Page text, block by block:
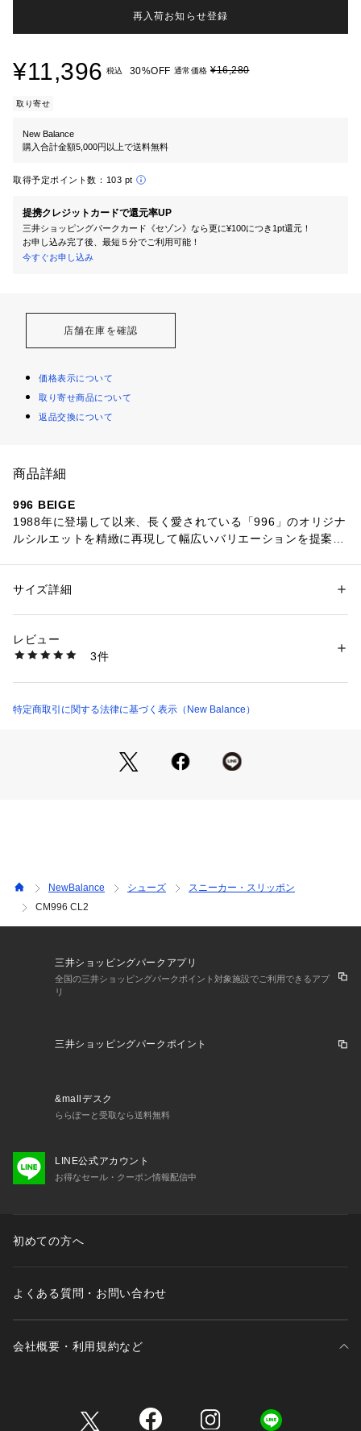
再入荷お知らせ登録
¥11,396 税込 30%OFF 通常価格 ¥16,280
取り寄せ
New Balance
購入合計金額5,000円以上で送料無料
取得予定ポイント数： 103 pt
提携クレジットカードで還元率UP
三井ショッピングパークカード《セゾン》なら更に¥100につき1pt還元！
お申し込み完了後、最短５分でご利用可能！
今すぐお申し込み
店舗在庫を確認
価格表示について
取り寄せ商品について
返品交換について
商品詳細
996 BEIGE
1988年に登場して以来、長く愛されている「996」のオリジナ
ルシルエットを精緻に再現して幅広いバリエーションを提案す
インソールが快適な履き心地を提供。
せ、80年代ビンテージ風に仕上げました。
性別：レディース
素材：天然皮革 合成繊維 -
商品番号：
CM996CL2 （ショップ）
サイズ詳細
レビュー
3件
特定商取引に関する法律に基づく表示（New Balance）
NewBalance シューズ
スニーカー・スリッポン
CM996 CL2
三井ショッピングパークアプリ
全国の三井ショッピングパークポイント対象施設でご利用できるアプ
リ
三井ショッピングパークポイント
&mallデスク
ららぽーと受取なら送料無料
LINE公式アカウント
お得なセール・クーポン情報配信中
初めての方へ
よくある質問・お問い合わせ
会社概要・利用規約など